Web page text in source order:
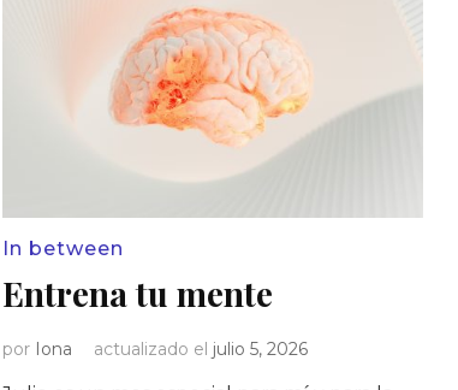
In between
Entrena tu mente
por Iona actualizado el julio 5, 2026